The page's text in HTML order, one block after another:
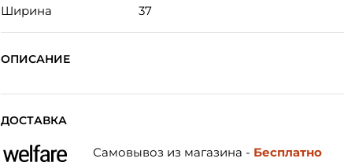
Ширина
37
ОПИСАНИЕ
ДОСТАВКА
Самовывоз из магазина - Бесплатно